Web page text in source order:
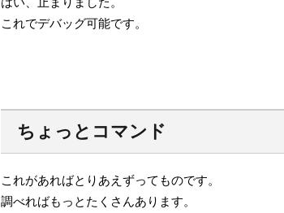
これでデバッグ可能です。
ちょっとコマンド
これがあればとりあえずってものです。
調べればもっとたくさんあります。